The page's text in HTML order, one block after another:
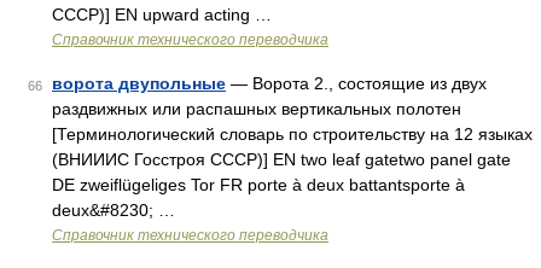
СССР)] EN upward acting …
Справочник технического переводчика
66 ворота двупольные — Ворота 2., состоящие из двух
раздвижных или распашных вертикальных полотен
[Терминологический словарь по строительству на 12 языках
(ВНИИИС Госстроя СССР)] EN two leaf gatetwo panel gate
DE zweiflügeliges Tor FR porte à deux battantsporte à
deux&#8230; …
Справочник технического переводчика